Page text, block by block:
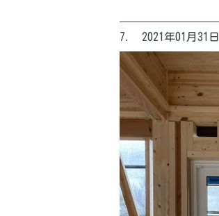
7. 2021年01月31日